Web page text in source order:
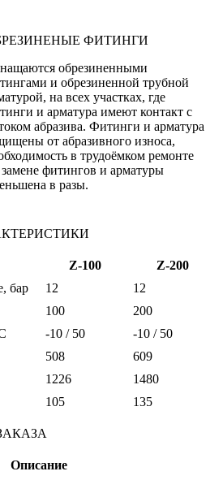
ФИТИНГИ
обрезиненными
и обрезиненной трубной
на всех участках, где
и арматура имеют контакт с
абразива. Фитинги и арматура
от абразивного износа,
в трудоёмком ремонте
фитингов и арматуры
в разы.
Z-100
Z-200
бар
12
12
100
200
-10 / 50
-10 / 50
508
609
1226
1480
105 135
Описание